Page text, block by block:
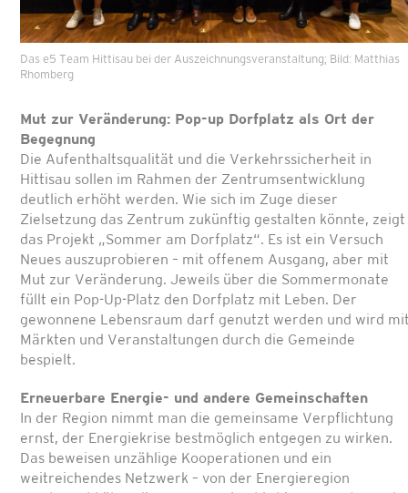
Das e5 Team Hittisau bei der Auszeichnungsveranstaltung; Bild: Matthias
Rhomberg
Mut zur Veränderung: Pop-up Dorfplatz als Ort der
Begegnung
Die Aufenthaltsqualität und die Verkehrssicherheit in
Hittisau sollen im Rahmen der Zentrumsentwicklung
deutlich erhöht werden. Wie sich im Zuge dieser
Zielsetzung das Zentrum zukünftig gestalten könnte, zeigt
das Projekt „Sommer am Dorfplatz“. Es ist ein Versuch
Neues auszuprobieren – mit offenem Ausgang, aber mit
Mut zur Veränderung. Jeweils über die Sommermonate
füllt ein Pop-Up-Platz den Dorfplatz mit Leben. Der
gewonnene Lebensraum darf genutzt werden und wird
Märkten und Veranstaltungen durch die Gemeinde
bespielt.
Erneuerbare Energie- und andere Gemeinschaften
In der Region nimmt man die gemeinsame Verpflichtung
ernst, der Energiekrise bestmöglich entgegen zu wirken.
Das beweisen unzählige Kooperationen und ein
weitreichendes Netzwerk – von der Energieregion